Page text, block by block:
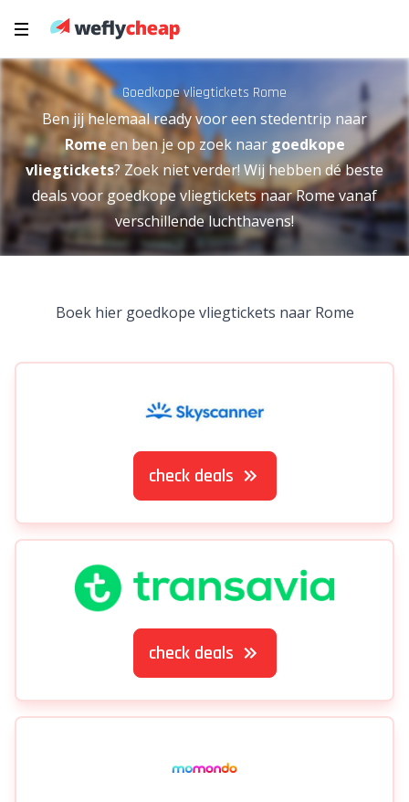
Goedkope vliegtickets Rome
Ben jij helemaalreadyvoor een stedentrip naar
Rome en ben je op zoek naar goedkope
vliegtickets? Zoek niet verder! Wij hebben dé beste
deals voor goedkope vliegtickets naar Rome vanaf
verschillende luchthavens!
Boek hier goedkope vliegtickets naar Rome
check deals
check deals